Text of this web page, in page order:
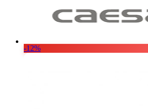
Thiết Bị Nước STIEBEL
Thiết Bị Nước TÂN Á
-12%